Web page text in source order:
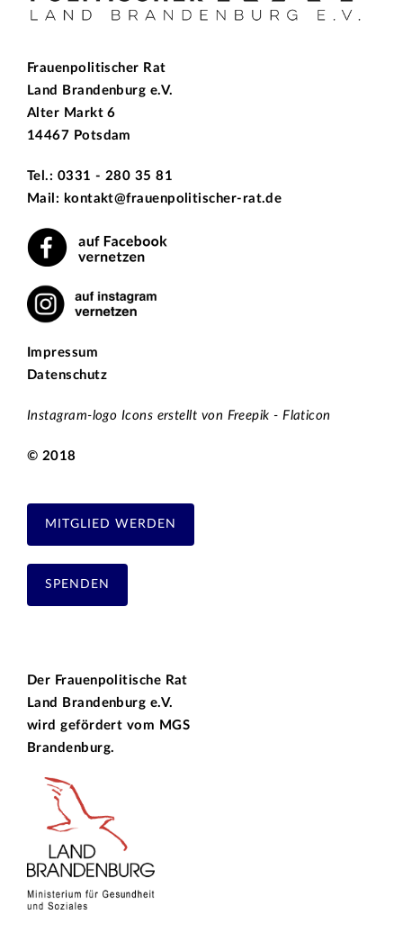
Frauenpolitischer Rat
Land Brandenburg e.V.
Alter Markt 6
14467 Potsdam
Tel.: 0331 - 280 35 81
Mail: kontakt@frauenpolitischer-rat.de
Impressum
Datenschutz
Instagram-logo Icons erstellt von Freepik - Flaticon
© 2018
MITGLIED WERDEN
SPENDEN
Der Frauenpolitische Rat
Land Brandenburg e.V.
wird gefördert vom MGS
Brandenburg.